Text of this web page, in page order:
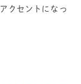
クセントになっ